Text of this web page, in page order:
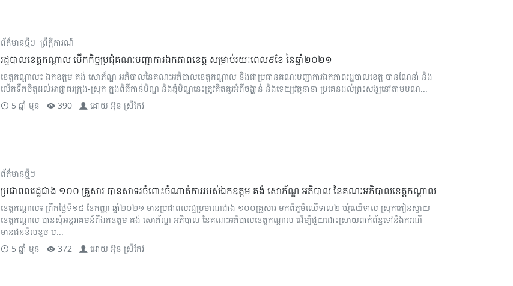
ព័ត៌មានថ្មីៗ ព្រឹត្តិការណ៍
រដ្ឋបាលខេត្តកណ្តាល បើកកិច្ចប្រជុំគណៈបញ្ជាការឯកភាពខេត្ត សម្រាប់រយៈពេល៩ខែ នៃឆ្នាំ២០២១
ខេត្តកណ្តាល៖ ឯកឧត្តម គង់ សោភ័ណ្ឌ អភិបាលនៃគណៈអភិបាលខេត្តកណ្តាល និងជាប្រធានគណៈបញ្ជាការឯកភាពរដ្ឋបាលខេត្ត បានណែនាំ និង
លើកទឹកចិត្តដល់អាជ្ញាធរក្រុង-ស្រុក ក្នងពិធីកាន់បិណ្ឌ និងភ្ជុំបិណ្ឌនេះត្រូវគិតគូរអំពីចង្ហាន់ និងទេយ្យវត្ថុនានា ប្រគេនដល់ព្រះសង្ឃនៅតាមបណ...
5 ឆ្នាំ មុន
390 ដោយអ៊ុន ស្រីកែវ
ព័ត៌មានថ្មីៗ
ប្រជាពលរដ្ឋជាង ១០០ គ្រួសារ បានសាទរចំពោះចំណាត់ការរបស់ឯកឧត្តម គង់ សោភ័ណ្ឌ អភិបាល នៃគណៈអភិបាលខេត្តកណ្ដាល
ខេត្តកណ្ដាល៖ ព្រឹកថ្ងៃទី១៥ ខែកញ្ញា ឆ្នាំ២០២១ មានប្រជាពលរដ្ឋប្រមាណជាង ១០០គ្រួសារ មកពីភូមិឈើទាល២ ឃុំឈើទាល ស្រុកកៀនស្វាយ
ខេត្តកណ្ដាល បានសុំអន្តរាគមន៍ពីឯកឧត្តម គង់ សោភ័ណ្ឌ អភិបាល នៃគណៈអភិបាលខេត្តកណ្ដាល ដើម្បីជួយដោះស្រាយពាក់ព័ន្ធទៅនឹងករណី
មានជនខិលខូច ប...
5 ឆ្នាំ មុន
372 ដោយអ៊ុន ស្រីកែវ